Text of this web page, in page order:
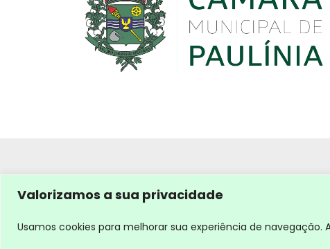
Valorizamos a sua privacidade
Usamos cookies para melhorar sua experiência de